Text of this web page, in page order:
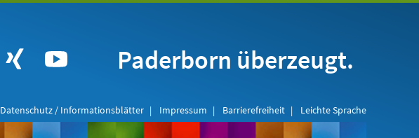
Paderborn überzeugt.
Datenschutz / Informationsblätter Impressum Barrierefreiheit Leichte Sprache